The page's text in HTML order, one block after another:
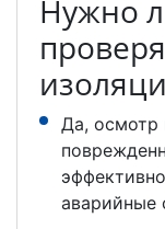
Нужно
Да, осмотр
аварийные